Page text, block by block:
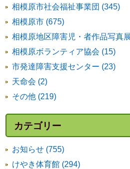
相模原市社会福祉事業団 (345)
相模原市 (675)
相模原地区障害児・者作品写真
相模原ボランティア協会 (15)
市発達障害支援センター (23)
天命会 (2)
その他 (219)
カテゴリー
お知らせ (755)
けやき体育館 (294)